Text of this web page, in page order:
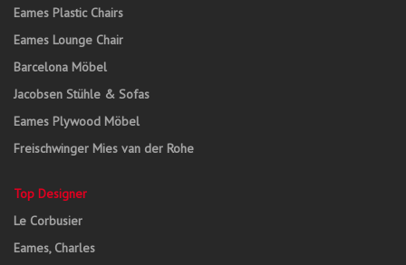
Eames Plastic Chairs
Eames Lounge Chair
Barcelona Möbel
Jacobsen Stühle & Sofas
Eames Plywood Möbel
Freischwinger Mies van der Rohe
Top Designer
Le Corbusier
Eames, Charles